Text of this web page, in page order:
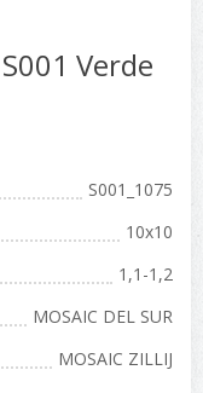
Verde
S001_1075
10x10
1,1-1,2
MOSAIC DEL SUR
MOSAIC ZILLIJ